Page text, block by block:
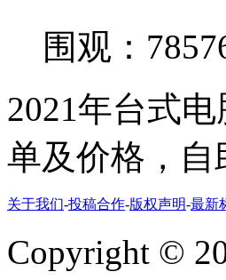
围观：
2021年台式
单及价格，自
关于我们-投稿合作-版权声明-最新
Copyright ©